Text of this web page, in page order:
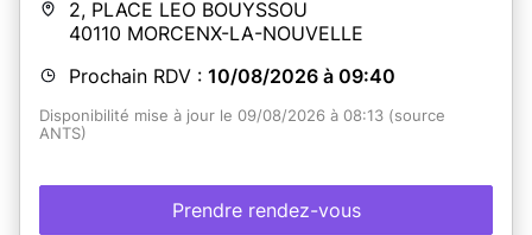
2, PLACE LEO BOUYSSOU
40110 MORCENX-LA-NOUVELLE
Prochain RDV : 10/08/2026 à 09:40
Disponibilité mise à jour le 09/08/2026 à 08:13 (source
ANTS)
Prendre rendez-vous